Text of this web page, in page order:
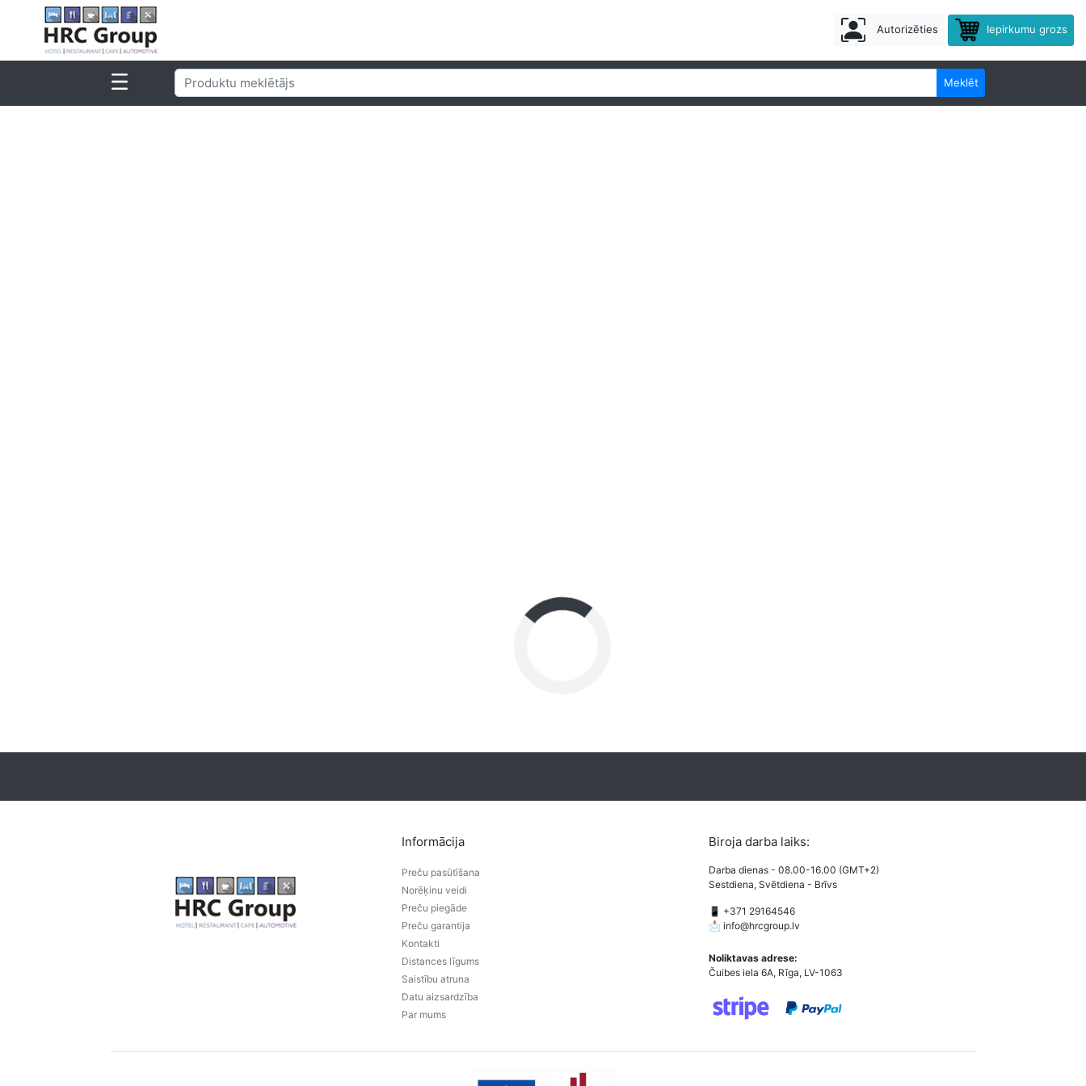
Autorizēties Iepirkumu grozs
Meklēt
Informācija
Preču pasūtīšana
Norēķinu veidi
Preču piegāde
Preču garantija
Kontakti
Distances līgums
Saistību atruna
Datu aizsardzība
Par mums
Biroja darba laiks:
Darba dienas - 08.00-16.00 (GMT+2)
Sestdiena, Svētdiena - Brīvs
📱 +371 29164546
📩 info@hrcgroup.lv
Noliktavas adrese:
Čuibes iela 6A, Rīga, LV-1063